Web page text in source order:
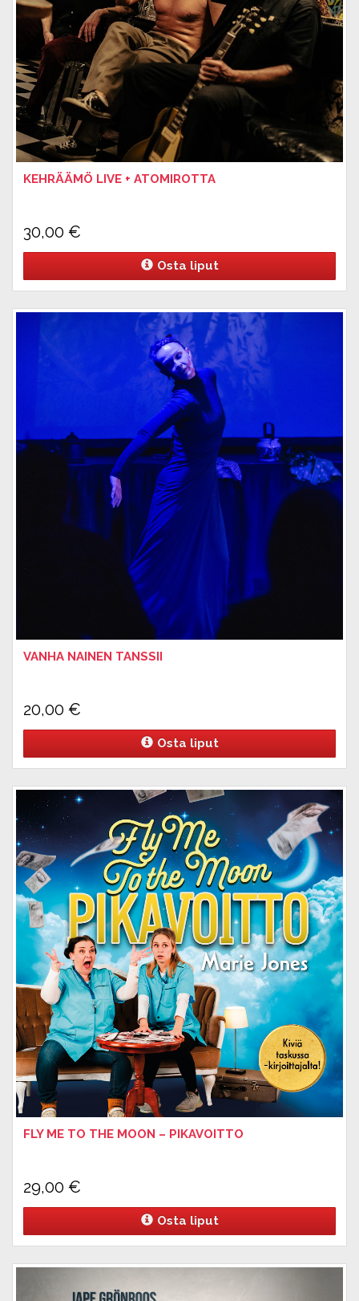
KEHRÄÄMÖ LIVE + ATOMIROTTA
30,00 €
Osta liput
VANHA NAINEN TANSSII
20,00 €
Osta liput
FLY ME TO THE MOON – PIKAVOITTO
29,00 €
Osta liput